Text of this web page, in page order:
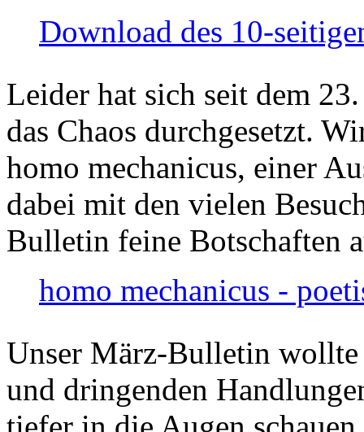
Download des 10-
Leider hat sich seit dem
das Chaos durchgesetzt.
homo mechanicus, einer
dabei mit den vielen
Bulletin feine Botschaften
homo mechanicus -
Unser März-Bulletin
und dringenden